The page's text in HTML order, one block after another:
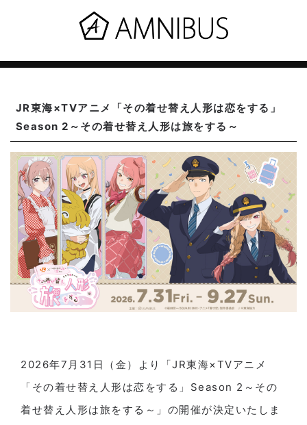
JR東海×TVアニメ「その着せ替え人形は恋をする」
Season 2～その着せ替え人形は旅をする～
2026年7月31日（金）より「JR東海×TVアニメ
「その着せ替え人形は恋をする」Season 2～その
着せ替え人形は旅をする～」の開催が決定いたしま